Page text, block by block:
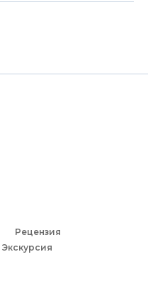
Рецензия
Экскурсия